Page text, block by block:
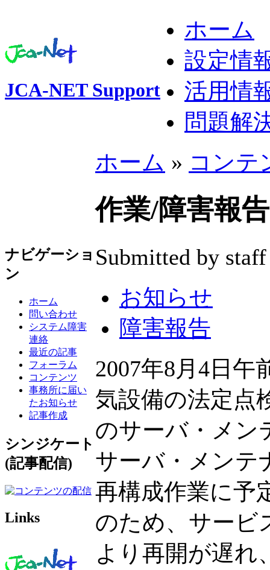
JCA-NET Support
ホーム
設定情
活用情
問題解
ナビゲーショ
ン
ホーム
問い合わせ
システム障害
連絡
最近の記事
フォーラム
コンテンツ
事務所に届い
たお知らせ
記事作成
シンジケート
(記事配信)
Links
ホーム » コンテ
作業/障害報
Submitted by
お知らせ
障害報告
2007年8月4日午
気設備の法定点
のサーバ・メン
サーバ・メンテ
再構成作業に予
のため、サービ
より再開が遅れ